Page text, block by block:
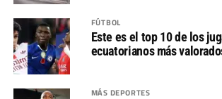
FÚTBOL
Este es el top 10 de los
ecuatorianos más
MÁS DEPORTES